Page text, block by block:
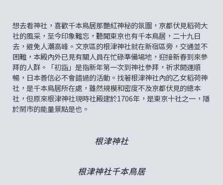
想去看神社，喜歡千本鳥居那艷紅神秘的氛圍，京都伏見稻荷大
社的風采，至今印象難忘，聽聞東京也有千本鳥居，二十九日
去，避免人潮高峰。文京區的根津神社就在新宿區旁，交通並不
困難，本殿內外已見有關人員在忙碌準備場地，迎接新春到來參
拜的人群。「初詣」是指新年第一次到神社參拜，祈求開運順
暢，日本善信必不會錯過的活動。找著根津神社內的乙女稻荷神
社，是千本鳥居所在處，雖然規模和密度不及京都伏見的總本
社，但原來根津神社現時社殿建於1706年，是東京十社之一，隱
於鬧市的能量景點是也。
根津神社
根津神社千本鳥居